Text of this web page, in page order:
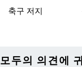
축구 저지
모두의 의견에